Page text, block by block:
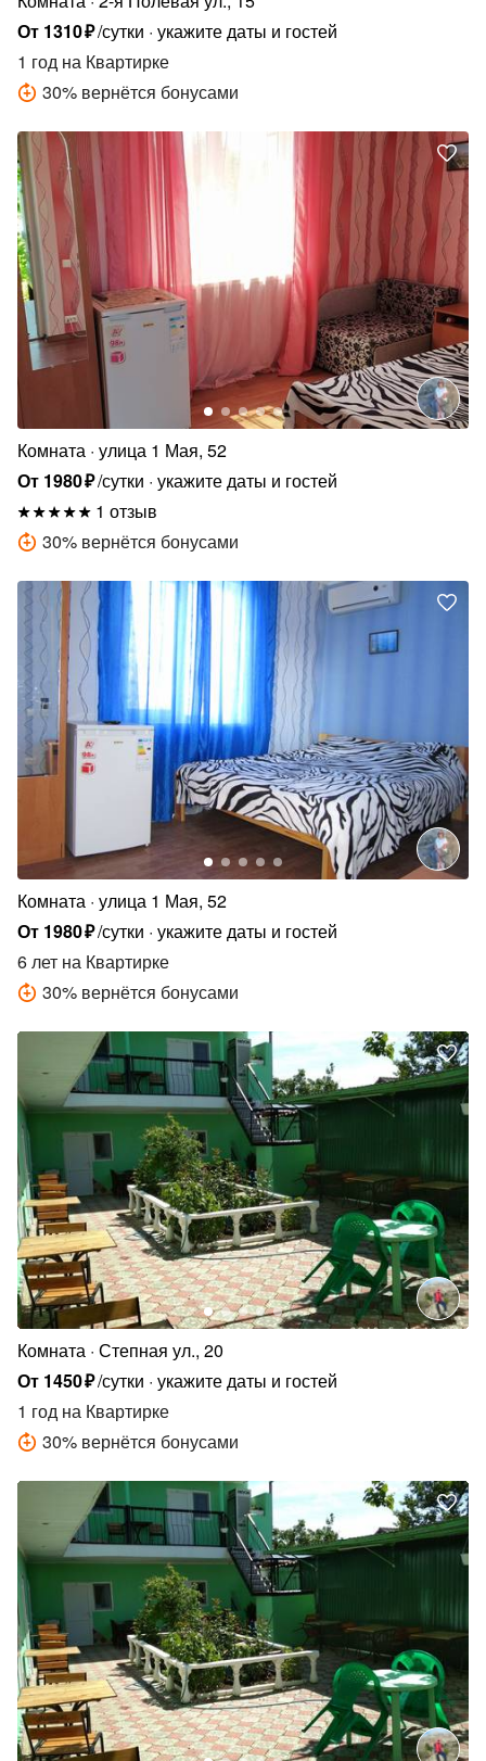
От 1310₽/сутки укажите даты и гостей
1 год на Квартирке
30% вернётся бонусами
Комната улица 1 Мая, 52
От 1980₽/сутки укажите даты и гостей
1 отзыв
30% вернётся бонусами
Комната улица 1 Мая, 52
От 1980₽/сутки укажите даты и гостей
6 лет на Квартирке
30% вернётся бонусами
Комната Степная ул., 20
От 1450₽/сутки укажите даты и гостей
1 год на Квартирке
30% вернётся бонусами